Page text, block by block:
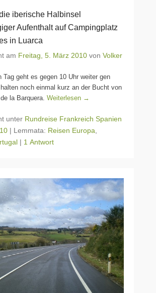
iberische Halbinsel
Aufenthalt auf Campingplatz
in Luarca
am Freitag, 5. März 2010 von Volker
Tag geht es gegen 10 Uhr weiter gen
noch einmal kurz an der Bucht von
la Barquera. Weiterlesen →
unter Rundreise Frankreich Spanien
| Lemmata: Reisen Europa
| 1 Antwort